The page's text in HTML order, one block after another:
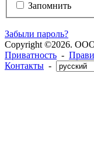
Запомнить
Забыли пароль?
Copyright ©2026.
Приватность -
Контакты -